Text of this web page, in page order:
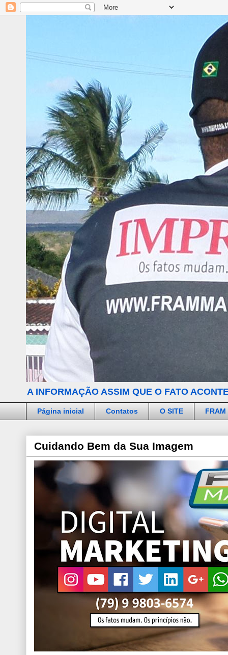
A INFORMAÇÃO ASSIM QUE O FATO
Página inicial Contatos O SITE FRAM
Cuidando Bem da Sua Imagem